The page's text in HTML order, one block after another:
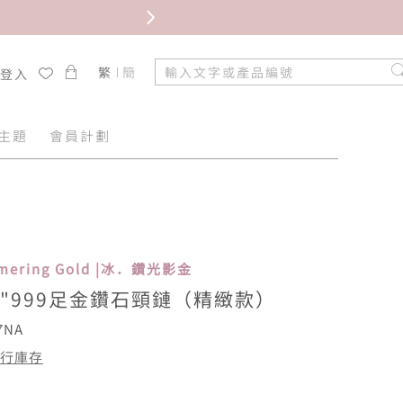
入 繁 簡
題 會員計劃
Gold |冰．鑽光影金
足金鑽石頸鏈（精緻款）
庫存